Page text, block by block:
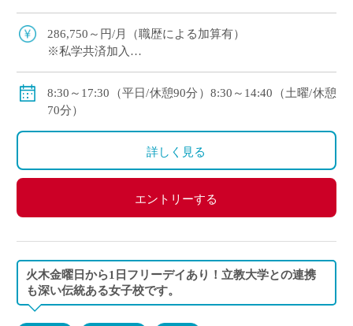
入れています
286,750～円/月（職歴による加算有）
※私学共済加入
8:30～17:30（平日/休憩90分）8:30～14:40（土曜/休憩
70分）
詳しく見る
エントリーする
火木金曜日から1日フリーデイあり！立教大学との連携
も深い伝統ある女子校です。